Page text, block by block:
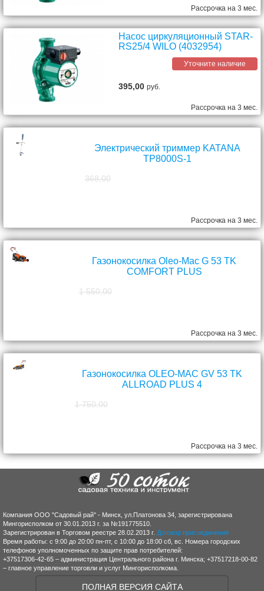
Рассрочка на 3 мес.
Насос циркуляционный STAR-
RS25/4 WILO (4032954)
Уточните наличие
395,00руб.
Рассрочка на 3 мес.
Электрический триммер KATANA
TP8000S-1
368,00
Рассрочка на 3 мес.
Газонокосилка Oleo-Mac G 53 TK
COMFORT PLUS
1 550,00
Рассрочка на 3 мес.
Газонокосилка OLEO-MAC GV 53 TK
ALLROAD PLUS 4
1 750,00
Рассрочка на 3 мес.
Компания ООО "Садовый рай" - Минск, ул.Платонова 34, зарегистрирована
Мингорисполком от 30.01.2013 г. за №191775510.
Зарегистрирован в Торговом реестре 28.02.2013 г. Договор присоединения
Время работы: с 9:00 до 20:00 пн-пт, с 10:00 до 18:00 сб, вс. Номера городских
телефонов уполномоченных по защите прав потребителей:
+37517306-42-65 – администрация Центрального района г. Минска; +37517218-00-82
– главное управление торговли и услуг Мингорисполкома.
ПОЛНАЯ ВЕРСИЯ САЙТА